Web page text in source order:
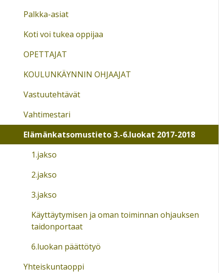
Palkka-asiat
Koti voi tukea oppijaa
OPETTAJAT
KOULUNKÄYNNIN OHJAAJAT
Vastuutehtävät
Vahtimestari
Elämänkatsomustieto 3.-6.luokat 2017-2018
1.jakso
2.jakso
3.jakso
Käyttäytymisen ja oman toiminnan ohjauksen
taidonportaat
6.luokan päättötyö
Yhteiskuntaoppi